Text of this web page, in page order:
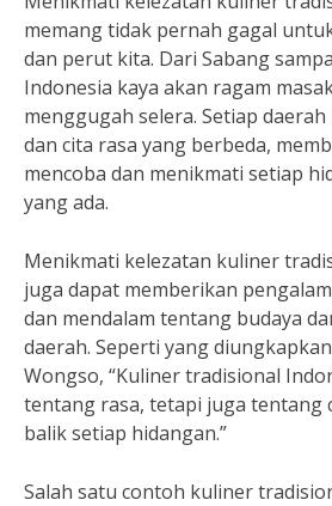
memang tidak pernah gagal
dan perut kita. Dari Sabang
Indonesia kaya akan ragam
menggugah selera. Setiap
dan cita rasa yang berbeda,
mencoba dan menikmati setiap
yang ada.
Menikmati kelezatan kuliner
juga dapat memberikan
dan mendalam tentang budaya
daerah. Seperti yang
Wongso, “Kuliner tradisional
tentang rasa, tetapi juga tentang
balik setiap hidangan.”
Salah satu contoh kuliner